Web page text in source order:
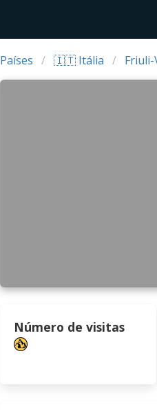
Países 🇮🇹 Itália Friuli-
Número de visitas